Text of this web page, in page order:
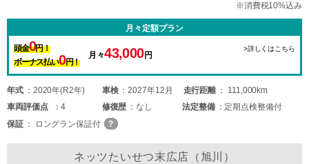
※消費税10%込み
月々定額プラン
頭金0円！
ボーナス払い0円！
月々43,000円
>詳しくはこちら
年式 2020年(R2年) 車検 2027年12月 走行距離
111,000km
車両評価点 4 修復歴 なし 法定整備
定期点検整備付
保証
ロングラン保証付
ネッツたいせつ末広店（旭川）